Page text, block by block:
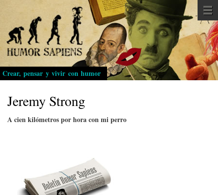
Pasar
al
contenido
principal
Crear, pensar y vivir con humor
Jeremy Strong
A cien kilómetros por hora con mi perro